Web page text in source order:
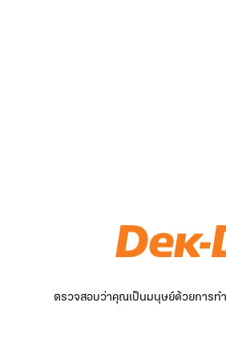
ตรวจสอบว่าคุณเป็นมนุษย์ด้วยการทำ